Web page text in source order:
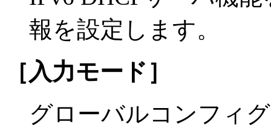
報を設定します。
［入力モード］
グローバルコンフィ